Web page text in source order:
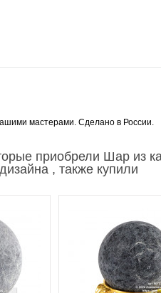
мастерами. Сделано в России.
приобрели Шар из
, также купили